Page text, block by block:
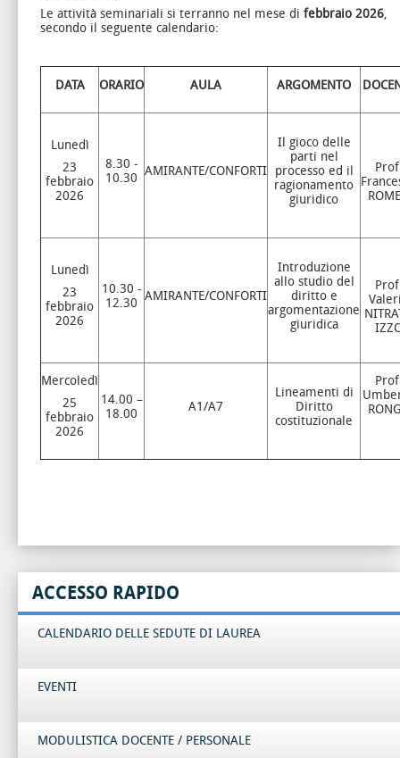
Le attività seminariali si terranno nel mese di febbraio 2026,
secondo il seguente calendario:
DATA ORARIO AULA ARGOMENTO
Lunedì
23
febbraio
2026
8.30 -
10.30 AMIRANTE/CONFORTI
Il gioco delle
parti nel
processo ed il
ragionamento
giuridico
Lunedì
23
febbraio
2026
10.30 -
12.30 AMIRANTE/CONFORTI
Introduzione
allo studio del
diritto e
argomentazione
giuridica
Mercoledì
25
febbraio
2026
14.00 –
18.00
A1/A7
Lineamenti di
Diritto
costituzionale
ACCESSO RAPIDO
CALENDARIO DELLE SEDUTE DI LAUREA
EVENTI
MODULISTICA DOCENTE / PERSONALE